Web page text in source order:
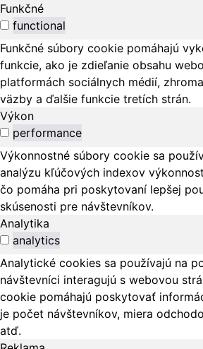
Funkčné
functional
Funkčné súbory cookie pomáhajú
funkcie, ako je zdieľanie obsahu
platformách sociálnych médií,
väzby a ďalšie funkcie tretích strán.
Výkon
performance
Výkonnostné súbory cookie sa
analýzu kľúčových indexov
čo pomáha pri poskytovaní lepšej
skúsenosti pre návštevníkov.
Analytika
analytics
Analytické cookies sa používajú na
návštevníci interagujú s webovou
cookie pomáhajú poskytovať
je počet návštevníkov, miera
atď.